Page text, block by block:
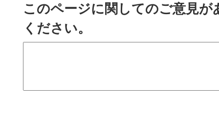
このページに関してのご意見
ください。